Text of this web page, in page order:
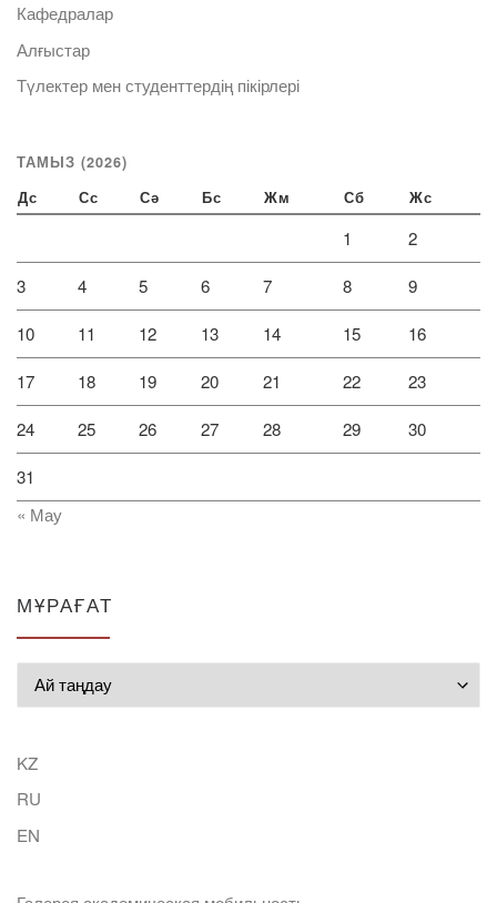
Кафедралар
Алғыстар
Түлектер мен студенттердің пікірлері
ТАМЫЗ (2026)
Дс Сс Сә Бс Жм Сб Жс
1 2
3 4 5 6 7 8 9
10 11 12 13 14 15 16
17 18 19 20 21 22 23
24 25 26 27 28 29 30
31
« Мау
МҰРАҒАТ
KZ
RU
EN